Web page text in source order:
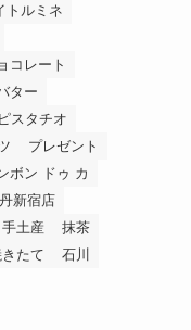
トルミネ
コレート
ター
ピスタチオ
プレゼント
ボン ドゥ カ
新宿店
手土産
抹茶
たて
石川